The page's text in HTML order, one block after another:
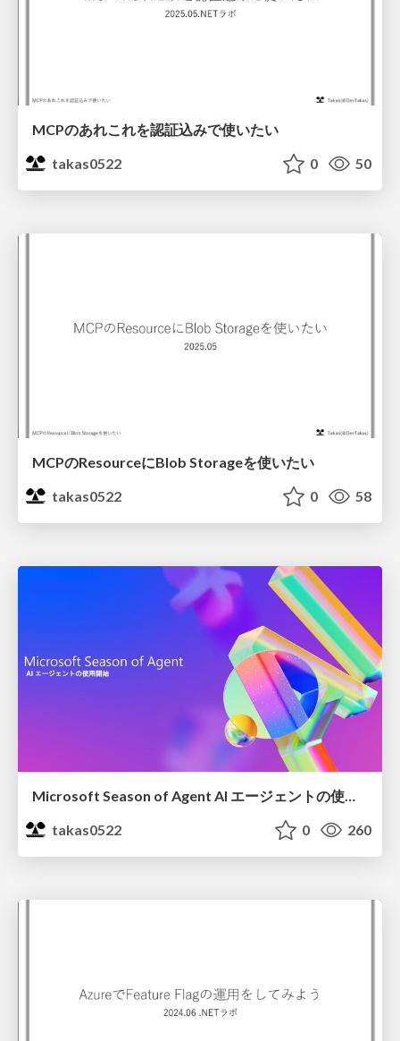
MCPのあれこれを認証込みで使いたい
takas0522
0 50
MCPのResourceにBlob Storageを使いたい
takas0522
0 58
Microsoft Season of Agent AI エージェントの使用開始
takas0522
0 260